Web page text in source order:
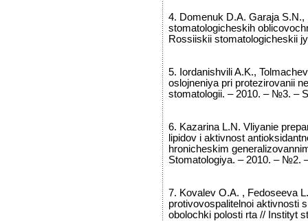
4. Domenuk D.A. Garaja
stomatologicheskih
Rossiiskii stomatologicheskii
5. Iordanishvili A.K.,
oslojneniya pri protezirovanii
stomatologii. – 2010. – №3. –
6. Kazarina L.N. Vliyanie
lipidov i aktivnost
hronicheskim
Stomatologiya. – 2010. – №2.
7. Kovalev O.A. , Fedoseeva
protivovospalitelnoi aktivnosti
obolochki polosti rta // Instityt